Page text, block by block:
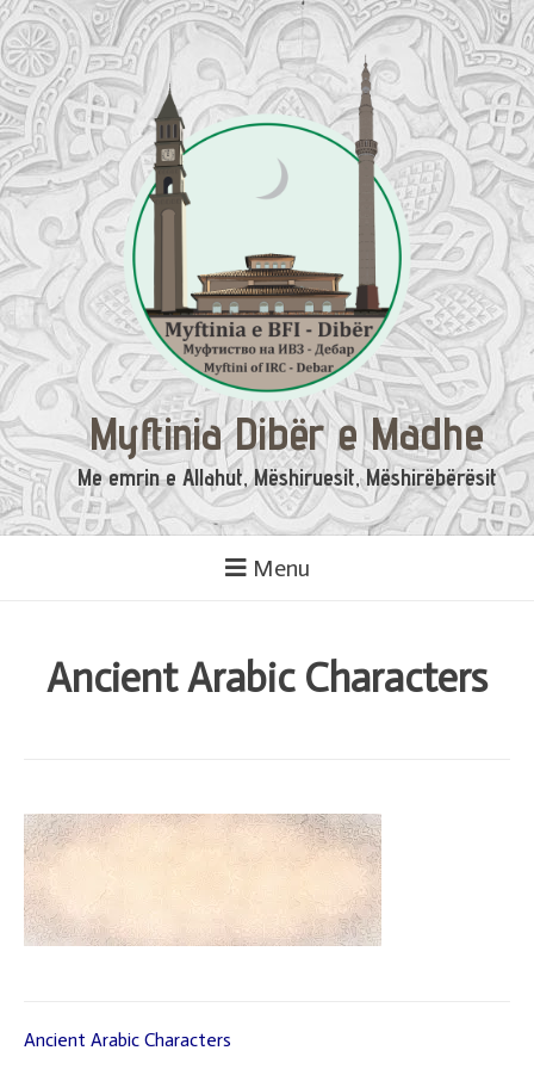
Skip
to
content
Myftinia Dibër e Madhe
Me emrin e Allahut, Mëshiruesit, Mëshirëbërësit
Menu
Ancient Arabic Characters
Lëvizje
Ancient Arabic Characters